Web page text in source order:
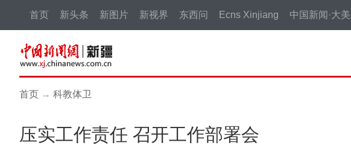
首页 新头条 新图片 新视界 东西问 Ecns Xinjiang 中国新闻·大
首页 → 科教体卫
压实工作责任 召开工作部署会